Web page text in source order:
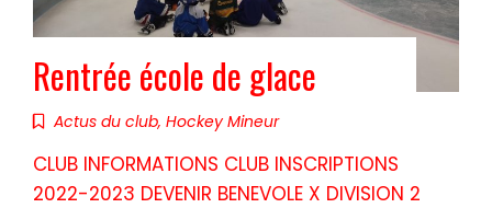
Rentrée école de glace
Actus du club, Hockey Mineur
CLUB INFORMATIONS CLUB INSCRIPTIONS
2022-2023 DEVENIR BENEVOLE X DIVISION 2